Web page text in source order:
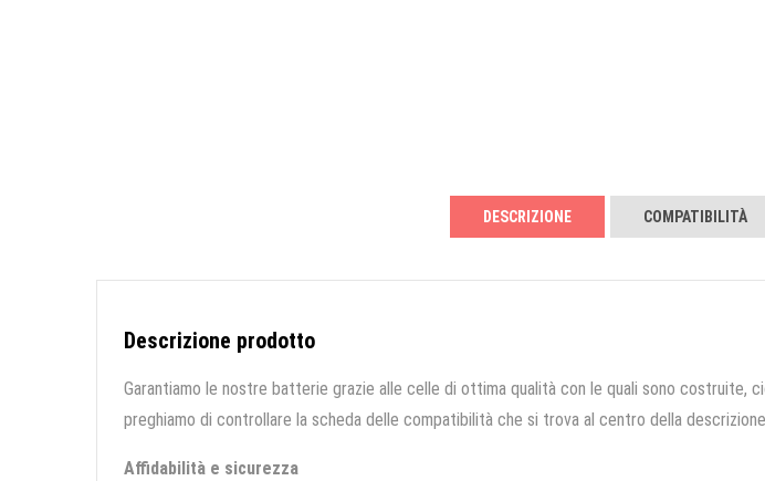
DESCRIZIONE COMPATIBILITÀ
Descrizione prodotto
Garantiamo le nostre batterie grazie alle celle di ottima qualità con le quali sono costruite,
preghiamo di controllare la scheda delle compatibilità che si trova al centro della
Affidabilità e sicurezza